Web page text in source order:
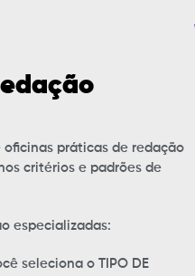
práticas de redação
critérios e padrões de
especializadas:
seleciona o TIPO DE